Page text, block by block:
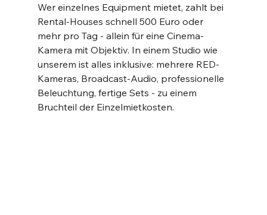
Wer einzelnes Equipment mietet, zahlt bei
Rental-Houses schnell 500 Euro oder
mehr pro Tag - allein für eine Cinema-
Kamera mit Objektiv. In einem Studio wie
unserem ist alles inklusive: mehrere RED-
Kameras, Broadcast-Audio, professionelle
Beleuchtung, fertige Sets - zu einem
Bruchteil der Einzelmietkosten.